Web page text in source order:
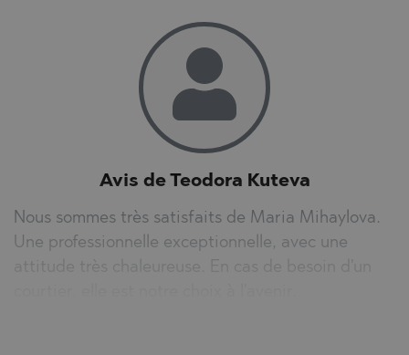
Avis de Teodora Kuteva
Nous sommes très satisfaits de Maria Mihaylova.
Une professionnelle exceptionnelle, avec une